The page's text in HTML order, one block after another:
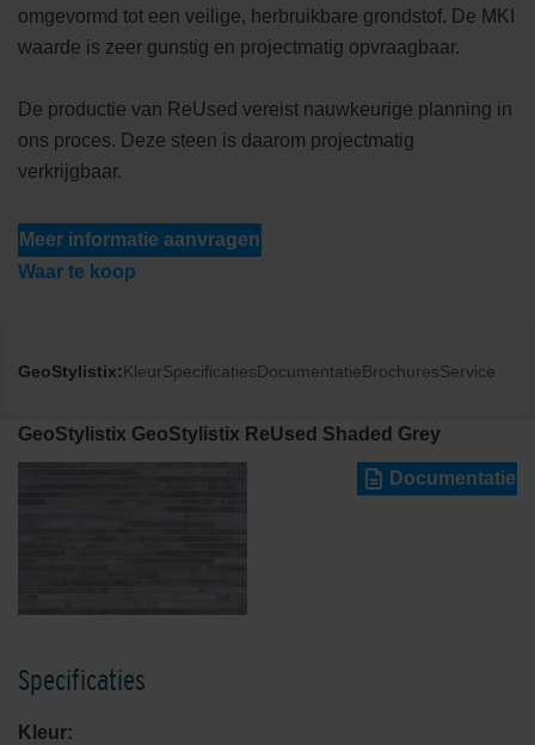
omgevormd tot een veilige, herbruikbare grondstof. De MKI
waarde is zeer gunstig en projectmatig opvraagbaar.
De productie van ReUsed vereist nauwkeurige planning in
ons proces. Deze steen is daarom projectmatig
verkrijgbaar.
Meer informatie aanvragen
Waar te koop
GeoStylistix:KleurSpecificatiesDocumentatieBrochuresService
GeoStylistix GeoStylistix ReUsed Shaded Grey
Documentatie
Specificaties
Kleur: